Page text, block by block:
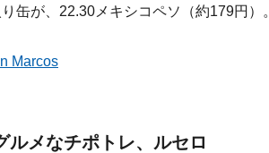
缶が、22.30メキシコペソ（約179円）。
Marcos
ルメなチポトレ、ルセロ